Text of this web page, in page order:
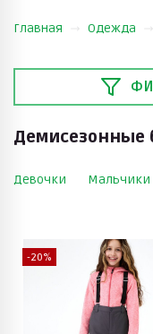
Главная Одежда
Демисезонные
Девочки Мальчики
-20%